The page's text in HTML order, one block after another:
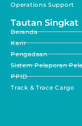
Operations Support
Tautan Singkat
Beranda
Karir
Pengadaan
Sistem Pelaporan
PPID
Track & Trace Cargo